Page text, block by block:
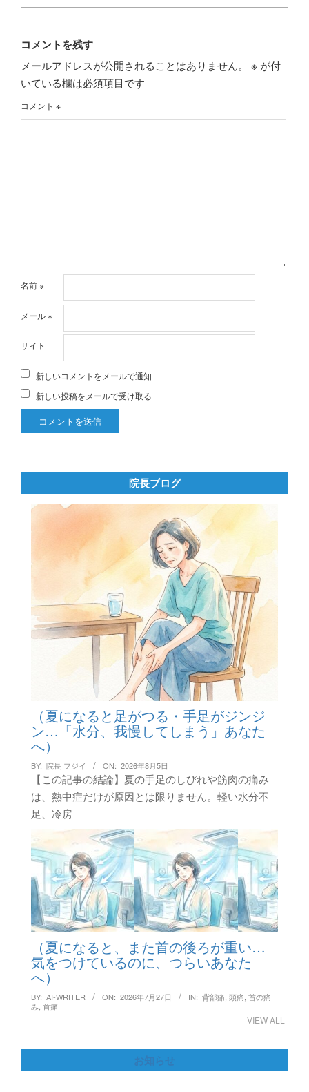
コメントを残す
メールアドレスが公開されることはありません。 ※ が付
いている欄は必須項目です
コメント ※
名前※
メール※
サイト
新しいコメントをメールで通知
新しい投稿をメールで受け取る
院長ブログ
（夏になると足がつる・手足がジンジ
ン…「水分、我慢してしまう」あなた
へ）
BY: 院長 フジイ ON: 2026年8月5日
【この記事の結論】夏の手足のしびれや筋肉の痛み
は、熱中症だけが原因とは限りません。軽い水分不
足、冷房
（夏になると、また首の後ろが重い…
気をつけているのに、つらいあなた
へ）
BY: AI-WRITER ON: 2026年7月27日 IN: 背部痛 頭痛 首の痛
み 首痛
VIEW ALL
お知らせ